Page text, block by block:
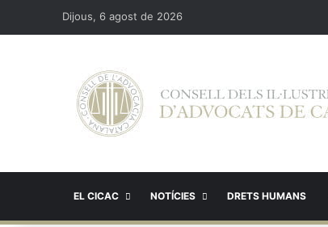
Dijous, 6 agost de 2026
EL CICAC NOTÍCIES DRETS HUMANS